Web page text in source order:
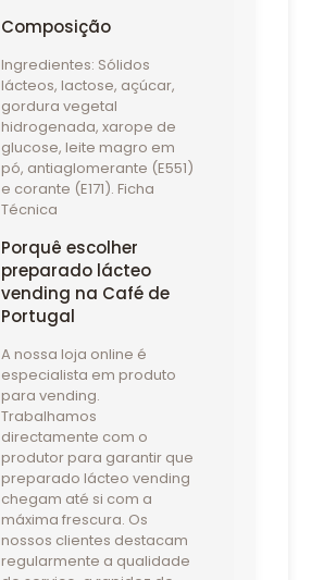
Composição
Ingredientes: Sólidos
lácteos, lactose, açúcar,
gordura vegetal
hidrogenada, xarope de
glucose, leite magro em
pó, antiaglomerante (E551)
e corante (E171). Ficha
Técnica
Porquê escolher
preparado lácteo
vending na Café de
Portugal
A nossa loja online é
especialista em produto
para vending.
Trabalhamos
directamente com o
produtor para garantir que
preparado lácteo vending
chegam até si com a
máxima frescura. Os
nossos clientes destacam
regularmente a qualidade